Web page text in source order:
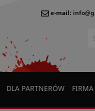
e-mail:
DLA PARTNERÓW FIRMA